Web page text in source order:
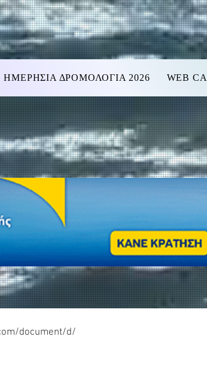
ΗΜΕΡΗΣΙΑ ΔΡΟΜΟΛΟΓΙΑ 2026 WEB
document/d/